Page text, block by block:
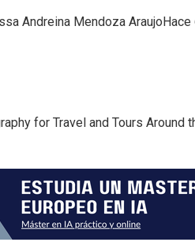
Andreina Mendoza Araujo Hace
for Travel and Tours Around